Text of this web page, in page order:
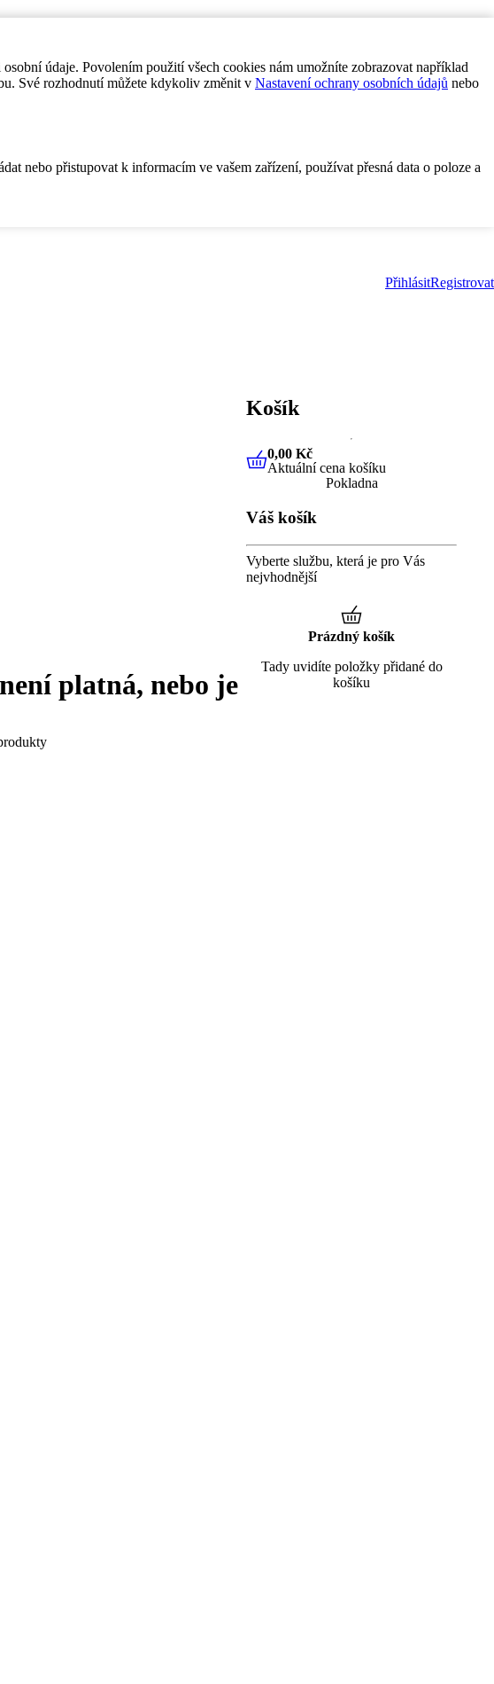
údaje. Povolením použití všech cookies nám umožníte zobrazovat například
Své rozhodnutí můžete kdykoliv změnit v Nastavení ochrany osobních údajů nebo
nebo přistupovat k informacím ve vašem zařízení, používat přesná data o poloze a
PřihlásitRegistrovat
platná, nebo je
Košík
0,00 KčAktuální cena košíku
0,00 Kč
Aktuální cena košíku
Pokladna
Váš košík
Vyberte službu, která je pro Vás
nejvhodnější
Prázdný košík
Tady uvidíte položky přidané do
košíku